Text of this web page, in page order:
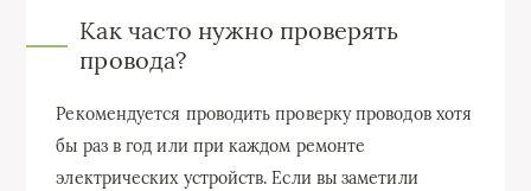
Как часто нужно проверять
провода?
Рекомендуется проводить проверку проводов хотя
бы раз в год или при каждом ремонте
электрических устройств. Если вы заметили